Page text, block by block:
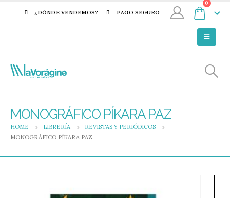
¿DÓNDE VENDEMOS? PAGO SEGURO
0
MONOGRÁFICO PÍKARA PAZ
HOME LIBRERÍA
REVISTAS Y PERIÓDICOS
MONOGRÁFICO PÍKARA PAZ